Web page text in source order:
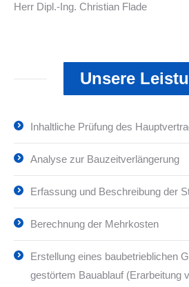
Herr Dipl.-Ing. Christian Flade
Unsere
Inhaltliche Prüfung des
Analyse zur Bauzeitverlängerung
Erfassung und Beschreibung der
Berechnung der Mehrkosten
Erstellung eines baubetrieblichen
gestörtem Bauablauf (Erarbeitung